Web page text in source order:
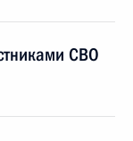
СВО